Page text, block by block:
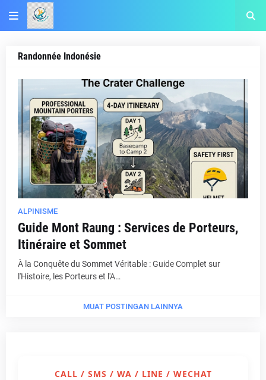
Randonnée Indonésie
ALPINISME
Guide Mont Raung : Services de Porteurs,
Itinéraire et Sommet
À la Conquête du Sommet Véritable : Guide Complet sur
l'Histoire, les Porteurs et l'A…
MUAT POSTINGAN LAINNYA
CALL / SMS / WA / LINE / WECHAT